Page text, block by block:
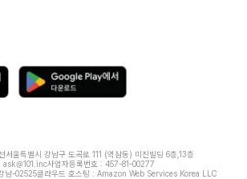
서울특별시 강남구 도곡로 111 (역삼동) 미진빌딩 6층,13층
ask@101.inc사업자등록번호 : 457-81-00277
남-02525클라우드 호스팅 : Amazon Web Services Korea LLC